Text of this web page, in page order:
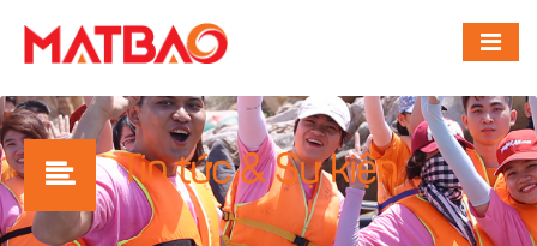
Tin tức & Sự kiện